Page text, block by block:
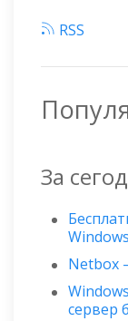
RSS
За
Netbox
сервер